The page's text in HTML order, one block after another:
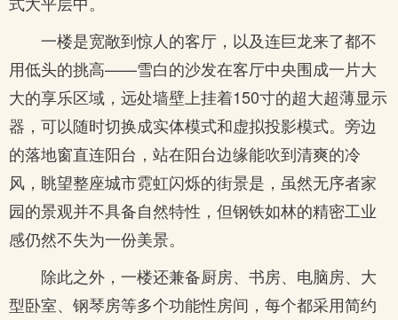
一楼是宽敞到惊人的客厅，以及连巨龙来了都不
用低头的挑高——雪白的沙发在客厅中央围成一片大
大的享乐区域，远处墙壁上挂着150寸的超大超薄显示
器，可以随时切换成实体模式和虚拟投影模式。旁边
的落地窗直连阳台，站在阳台边缘能吹到清爽的冷
风，眺望整座城市霓虹闪烁的街景是，虽然无序者家
园的景观并不具备自然特性，但钢铁如林的精密工业
感仍然不失为一份美景。
除此之外，一楼还兼备厨房、书房、电脑房、大
型卧室、钢琴房等多个功能性房间，每个都采用简约